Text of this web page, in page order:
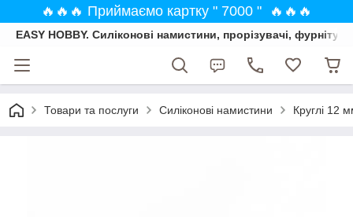
🔥🔥🔥 Приймаємо картку " 7000 " 🔥🔥🔥
EASY HOBBY. Силіконові намистини, прорізувачі,
Товари та послуги Силіконові намистини Круглі 12